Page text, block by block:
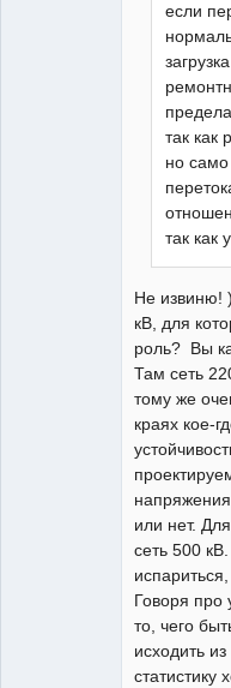
если
так как
но само
так как
Не извиню!
кВ, для
роль? Вы
Там сеть
тому же
краях кое-
или нет.
сеть 500
Говоря про
то, чего
исходить
статистику